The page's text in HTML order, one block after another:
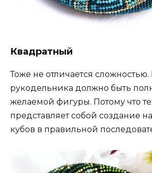
Квадратный
Тоже не отличается сложностью.
рукодельника должно быть
желаемой фигуры. Потому что
представляет собой создание
кубов в правильной